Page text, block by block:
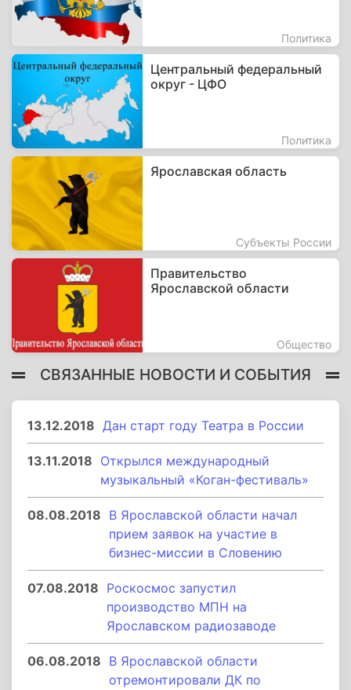
Политика
Центральный федеральный
округ - ЦФО
Политика
Ярославская область
Субъекты России
Правительство
Ярославской области
Общество
СВЯЗАННЫЕ НОВОСТИ И СОБЫТИЯ
13.12.2018 Дан старт году Театра в России
13.11.2018 Открылся международный
музыкальный «Коган-фестиваль»
08.08.2018 В Ярославской области начал
прием заявок на участие в
бизнес-миссии в Словению
07.08.2018 Роскосмос запустил
производство МПН на
Ярославском радиозаводе
06.08.2018 В Ярославской области
отремонтировали ДК по